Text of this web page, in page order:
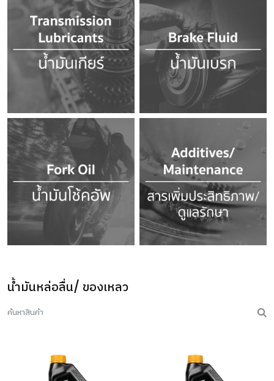
น้ำมันหล่อลื่น/ ของเหลว